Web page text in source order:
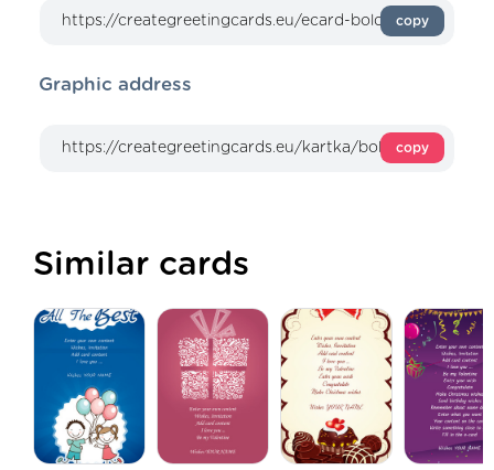
copy
Graphic address
copy
Similar cards